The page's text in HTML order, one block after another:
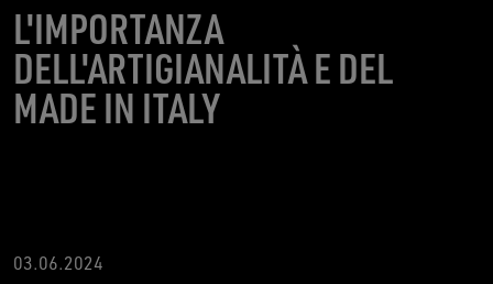
L'IMPORTANZA
DELL'ARTIGIANALITÀ E DEL
MADE IN ITALY
03.06.2024